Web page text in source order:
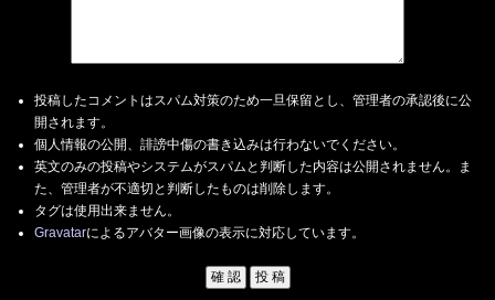
投稿したコメントはスパム対策のため一旦保留とし、管理者の承認後に公
開されます。
個人情報の公開、誹謗中傷の書き込みは行わないでください。
英文のみの投稿やシステムがスパムと判断した内容は公開されません。ま
た、管理者が不適切と判断したものは削除します。
タグは使用出来ません。
Gravatarによるアバター画像の表示に対応しています。